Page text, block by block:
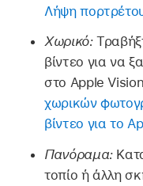
Λήψη
Χωρικό:
βίντεο για να
στο Apple
χωρικών
βίντεο για το
Πανόραμα:
τοπίο ή άλλη